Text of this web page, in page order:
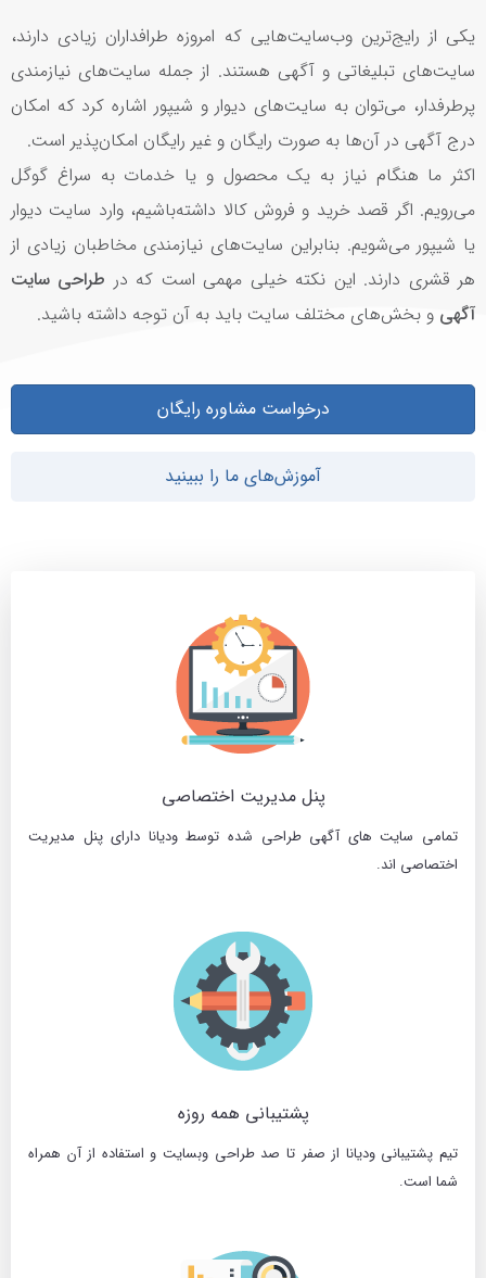
یکی از رایج‌ترین وب‌سایت‌هایی که امروزه طرافداران زیادی دارند،
سایت‌های تبلیغاتی و آگهی هستند. از جمله سایت‌های نیازمندی
پرطرفدار، می‌توان به سایت‌های دیوار و شیپور اشاره کرد که امکان
درج آگهی در آن‌ها به صورت رایگان و غیر رایگان امکان‌پذیر است.
اکثر ما هنگام نیاز به یک محصول و یا خدمات به سراغ گوگل
می‌رویم. اگر قصد خرید و فروش کالا داشته‌باشیم، وارد سایت دیوار
یا شیپور می‌شویم. بنابراین سایت‌های نیازمندی مخاطبان زیادی از
هر قشری دارند. این نکته خیلی مهمی است که در طراحی سایت
آگهی و بخش‌های مختلف سایت باید به آن توجه داشته باشید.
درخواست مشاوره رایگان
آموزش‌های ما را ببینید
پنل مدیریت اختصاصی
تمامی سایت های آگهی طراحی شده توسط ودیانا دارای پنل مدیریت
اختصاصی اند.
پشتیبانی همه روزه
تیم پشتیبانی ودیانا از صفر تا صد طراحی وبسایت و استفاده از آن همراه
شما است.